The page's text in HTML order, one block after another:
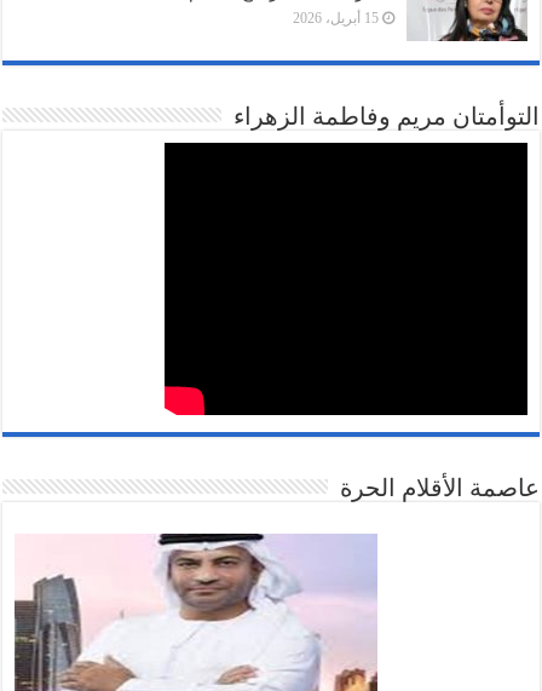
15 أبريل، 2026
التوأمتان مريم وفاطمة الزهراء
عاصمة الأقلام الحرة